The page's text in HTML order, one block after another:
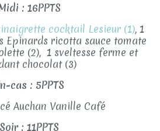
: 16PPTS
cocktail Lesieur (1), 1
Epinards ricotta sauce tomate
(2), 1 sveltesse ferme et
chocolat (3)
cas : 5PPTS
Auchan Vanille Café
Soir : 11PPTS